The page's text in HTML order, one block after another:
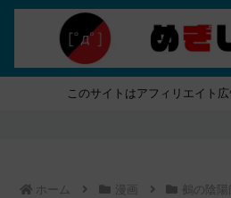
このサイトはアフィリエイト
ホーム 漫画 鵺の陰陽